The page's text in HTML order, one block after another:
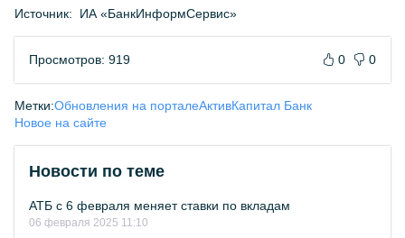
Источник: ИА «БанкИнформСервис»
Просмотров: 919 0 0
Метки:Обновления на порталеАктивКапитал Банк
Новое на сайте
Новости по теме
АТБ с 6 февраля меняет ставки по вкладам
06 февраля 2025 11:10